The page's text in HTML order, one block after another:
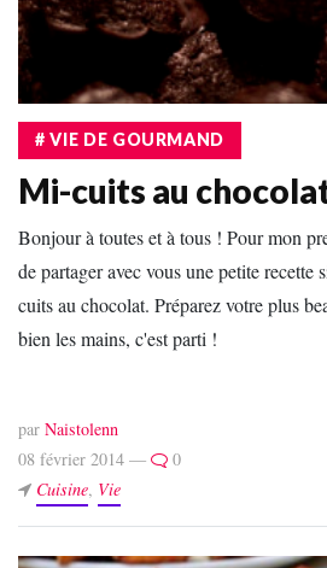
# VIE DE GOURMAND
Mi-cuits au
Bonjour à toutes et à tous ! Pour mon
de partager avec vous une petite
cuits au chocolat. Préparez votre plus
bien les mains, c'est parti !
par Naistolenn
08 février 2014 —
0
Cuisine, Vie